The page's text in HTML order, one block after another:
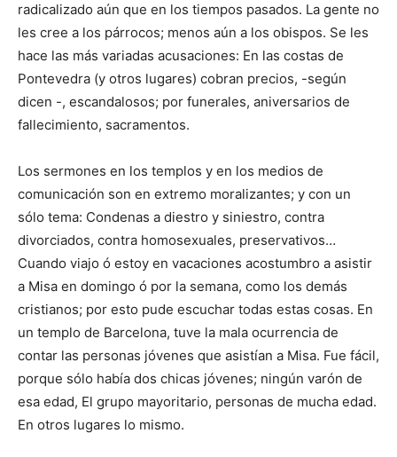
radicalizado aún que en los tiempos pasados. La gente no
les cree a los párrocos; menos aún a los obispos. Se les
hace las más variadas acusaciones: En las costas de
Pontevedra (y otros lugares) cobran precios, -según
dicen -, escandalosos; por funerales, aniversarios de
fallecimiento, sacramentos.
Los sermones en los templos y en los medios de
comunicación son en extremo moralizantes; y con un
sólo tema: Condenas a diestro y siniestro, contra
divorciados, contra homosexuales, preservativos…
Cuando viajo ó estoy en vacaciones acostumbro a asistir
a Misa en domingo ó por la semana, como los demás
cristianos; por esto pude escuchar todas estas cosas. En
un templo de Barcelona, tuve la mala ocurrencia de
contar las personas jóvenes que asistían a Misa. Fue fácil,
porque sólo había dos chicas jóvenes; ningún varón de
esa edad, El grupo mayoritario, personas de mucha edad.
En otros lugares lo mismo.